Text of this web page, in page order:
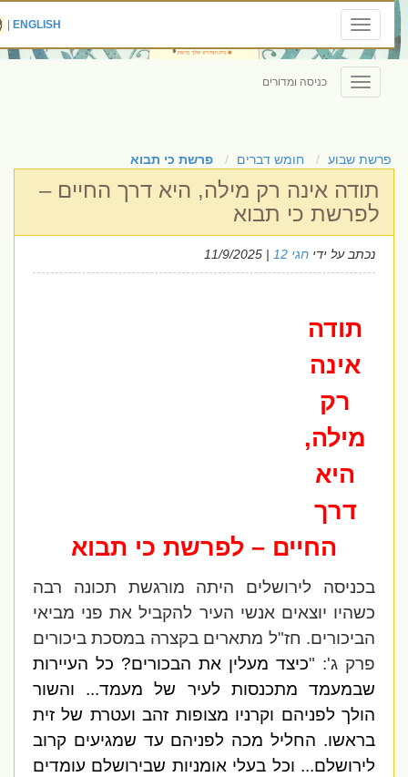
Toggle
navigation
ENGLISH
|
Toggle
navigation
כניסה ומדורים
פרשת שבוע חומש דברים פרשת כי תבוא
תודה אינה רק מילה, היא דרך החיים –
לפרשת כי תבוא
נכתב על ידיחגי 12 | 11/9/2025
תודה
אינה
רק
מילה,
היא
דרך
החיים – לפרשת כי תבוא
בכניסה לירושלים היתה מורגשת תכונה רבה
כשהיו יוצאים אנשי העיר להקביל את פני מביאי
הביכורים. חז"ל מתארים בקצרה במסכת ביכורים
פרק ג': " כיצד מעלין את הבכורים? כל העיירות
שבמעמד מתכנסות לעיר של מעמד... והשור
הולך לפניהם וקרניו מצופות זהב ועטרת של זית
בראשו. החליל מכה לפניהם עד שמגיעים קרוב
לירושלם... וכל בעלי אומניות שבירושלם עומדים